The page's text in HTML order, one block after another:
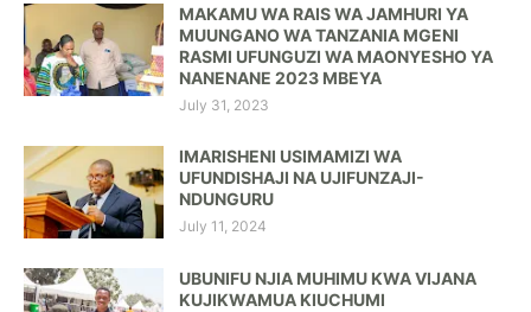
MAKAMU WA RAIS WA JAMHURI YA
MUUNGANO WA TANZANIA MGENI
RASMI UFUNGUZI WA MAONYESHO YA
NANENANE 2023 MBEYA
July 31, 2023
IMARISHENI USIMAMIZI WA
UFUNDISHAJI NA UJIFUNZAJI-
NDUNGURU
July 11, 2024
UBUNIFU NJIA MUHIMU KWA VIJANA
KUJIKWAMUA KIUCHUMI